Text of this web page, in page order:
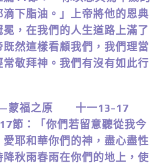
下脂油。」上帝將他的恩典
，在我們的人生道路上滿了
然這樣看顧我們，我們理當
敬拜神。我們有沒有如此行
—蒙福之原 十一13-17
節：「你們若留意聽從我今
愛耶和華你們的神，盡心盡性
秋雨春雨在你們的地上，使